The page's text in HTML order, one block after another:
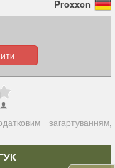
Proxxon
загартуванням,